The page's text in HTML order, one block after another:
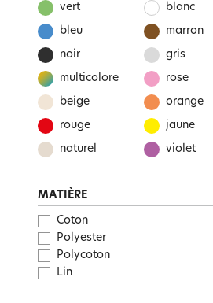
vert
blanc
bleu
marron
noir
gris
multicolore
rose
beige
orange
rouge
jaune
naturel
violet
MATIÈRE
Coton
Polyester
Polycoton
Lin